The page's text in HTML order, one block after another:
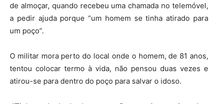
de almoçar, quando recebeu uma chamada no telemóvel,
a pedir ajuda porque “um homem se tinha atirado para
um poço”.
O militar mora perto do local onde o homem, de 81 anos,
tentou colocar termo à vida, não pensou duas vezes e
atirou-se para dentro do poço para salvar o idoso.